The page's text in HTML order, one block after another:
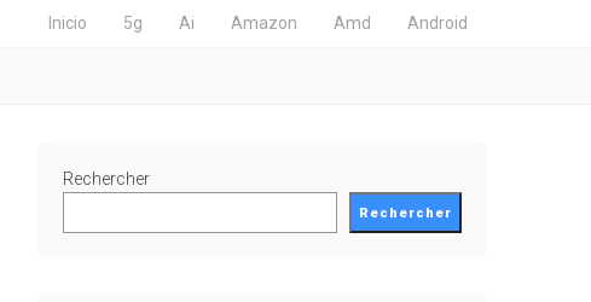
Inicio 5g Ai Amazon Amd Android
Rechercher
Rechercher